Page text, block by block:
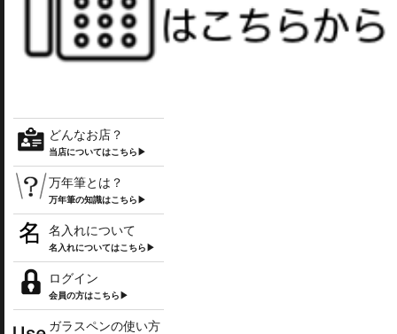
どんなお店？
当店についてはこちら▶
万年筆とは？
万年筆の知識はこちら▶
名入れについて
名入れについてはこちら▶
ログイン
会員の方はこちら▶
ガラスペンの使い方